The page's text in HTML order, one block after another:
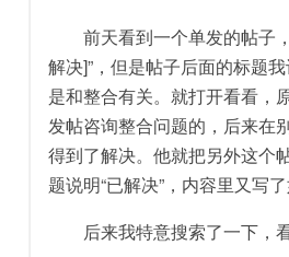
前天看到一个单发的帖子，
解决]”，但是帖子后面的标题
是和整合有关。就打开看看，
发帖咨询整合问题的，后来在
得到了解决。他就把另外这个
题说明“已解决”，内容里又写了
后来我特意搜索了一下，看